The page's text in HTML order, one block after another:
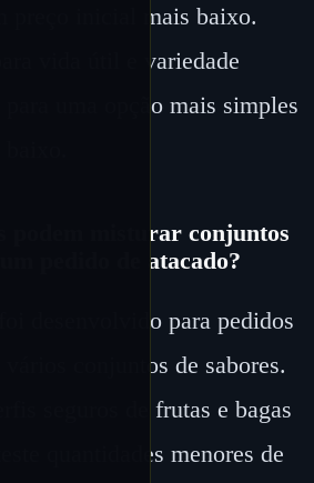
preço inicial mais baixo.
vida útil e variedade
para uma opção mais simples
podem misturar conjuntos
um pedido de atacado?
desenvolvido para pedidos
vários conjuntos de sabores.
seguros de frutas e bagas
quantidades menores de